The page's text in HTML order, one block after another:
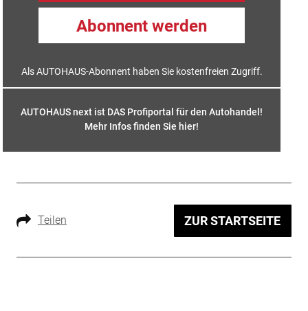
Abonnent werden
Als AUTOHAUS-Abonnent haben Sie kostenfreien Zugriff.
AUTOHAUS next ist DAS Profiportal für den Autohandel!
Mehr Infos finden Sie hier!
Teilen ZUR STARTSEITE